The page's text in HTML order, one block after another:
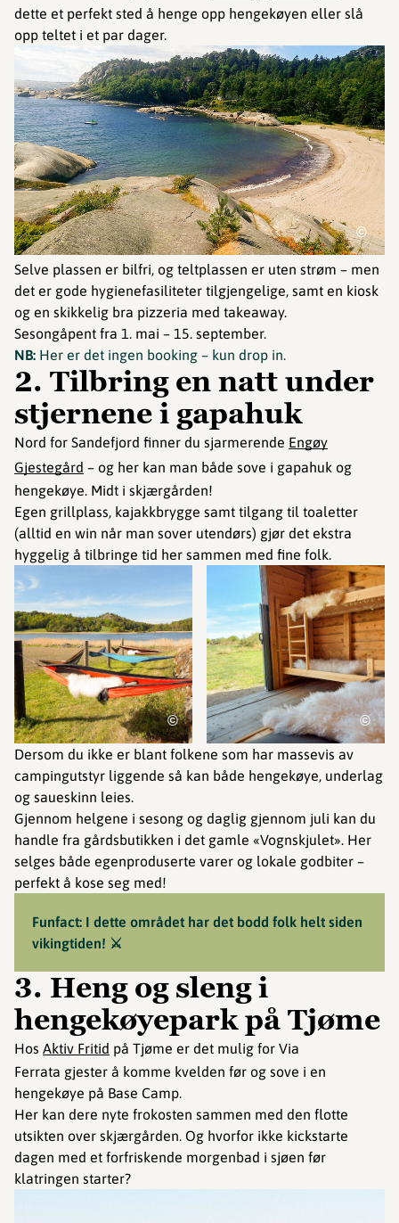
dette et perfekt sted å henge opp hengekøyen eller slå
opp teltet i et par dager.
©
Selve plassen er bilfri, og teltplassen er uten strøm – men
det er gode hygienefasiliteter tilgjengelige, samt en kiosk
og en skikkelig bra pizzeria med takeaway.
Sesongåpent fra 1. mai – 15. september.
NB: Her er det ingen booking – kun drop in.
2. Tilbring en natt under
stjernene i gapahuk
Nord for Sandefjord finner du sjarmerende Engøy
Gjestegård – og her kan man både sove i gapahuk og
hengekøye. Midt i skjærgården!
Egen grillplass, kajakkbrygge samt tilgang til toaletter
(alltid en win når man sover utendørs) gjør det ekstra
hyggelig å tilbringe tid her sammen med fine folk.
© ©
Dersom du ikke er blant folkene som har massevis av
campingutstyr liggende så kan både hengekøye, underlag
og saueskinn leies.
Gjennom helgene i sesong og daglig gjennom juli kan du
handle fra gårdsbutikken i det gamle «Vognskjulet». Her
selges både egenproduserte varer og lokale godbiter –
perfekt å kose seg med!
Funfact: I dette området har det bodd folk helt siden
vikingtiden! ⚔️
3. Heng og sleng i
hengekøyepark på Tjøme
Hos Aktiv Fritid på Tjøme er det mulig for Via
Ferrata gjester å komme kvelden før og sove i en
hengekøye på Base Camp.
Her kan dere nyte frokosten sammen med den flotte
utsikten over skjærgården. Og hvorfor ikke kickstarte
dagen med et forfriskende morgenbad i sjøen før
klatringen starter?